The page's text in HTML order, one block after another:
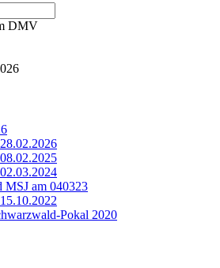
DMV
am 040323
Pokal 2020